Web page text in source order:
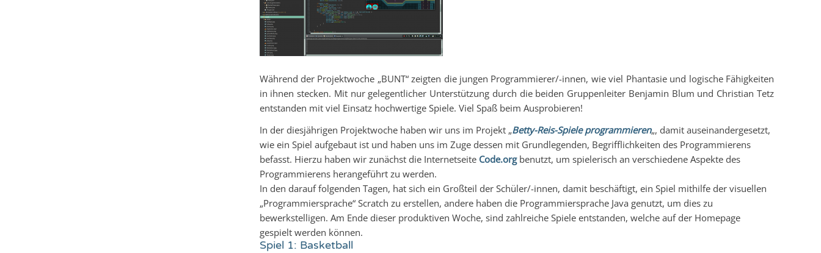
Während der Projektwoche „BUNT“ zeigten die jungen Programmierer/-innen, wie viel Phantasie und logische Fähigkeiten
in ihnen stecken. Mit nur gelegentlicher Unterstützung durch die beiden Gruppenleiter Benjamin Blum und Christian Tetz
entstanden mit viel Einsatz hochwertige Spiele. Viel Spaß beim Ausprobieren!
In der diesjährigen Projektwoche haben wir uns im Projekt „Betty-Reis-Spiele programmieren„, damit auseinandergesetzt,
wie ein Spiel aufgebaut ist und haben uns im Zuge dessen mit Grundlegenden, Begrifflichkeiten des Programmierens
befasst. Hierzu haben wir zunächst die Internetseite Code.orgbenutzt, um spielerisch an verschiedene Aspekte des
Programmierens herangeführt zu werden.
In den darauf folgenden Tagen, hat sich ein Großteil der Schüler/-innen, damit beschäftigt, ein Spiel mithilfe der visuellen
„Programmiersprache“ Scratch zu erstellen, andere haben die Programmiersprache Java genutzt, um dies zu
bewerkstelligen. Am Ende dieser produktiven Woche, sind zahlreiche Spiele entstanden, welche auf der Homepage
gespielt werden können.
Spiel 1: Basketball